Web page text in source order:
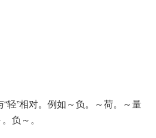
轻”相对。例如～负。～荷。～量
负～。